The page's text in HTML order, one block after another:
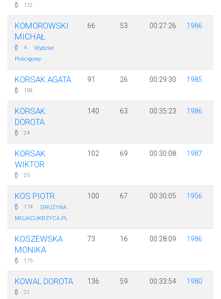
112
KOMOROWSKI
MICHAŁ
4 · Wydział
Pościgowy
66 53 00:27:26 1986
KORSAK AGATA
159
91 26 00:29:30 1985
KORSAK
DOROTA
24
140 63 00:35:23 1986
KORSAK
WIKTOR
25
102 69 00:30:08 1987
KOS PIOTR
174 · DRUŻYNA
MOJACUKRZYCA.PL
100 67 00:30:05 1956
KOSZEWSKA
MONIKA
175
73 16 00:28:09 1986
KOWAL DOROTA
21
136 59 00:33:54 1980